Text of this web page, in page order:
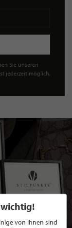
Sie unseren
jederzeit möglich.
von ihnen sind